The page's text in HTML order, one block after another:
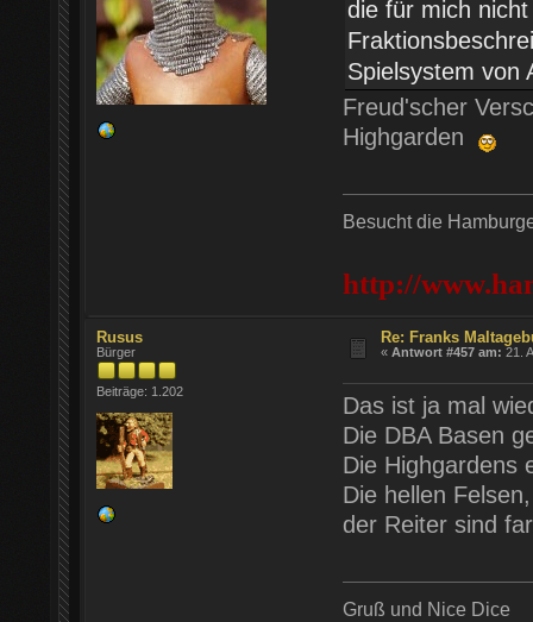
die für mich
Spielsystem von
Freud'scher
Highgarden
Besucht die
http://
Rusus
Bürger
Beiträge: 1.202
Re: Franks
«Antwort #457 am: 21.
Das ist ja mal
Die DBA Basen
Die Highgardens
Die hellen
der Reiter sind
Gruß und Nice Dice